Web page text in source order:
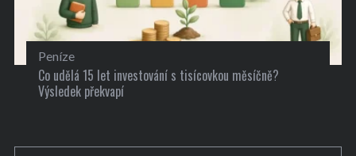
Peníze
Co udělá 15 let investování s tisícovkou měsíčně?
Výsledek překvapí